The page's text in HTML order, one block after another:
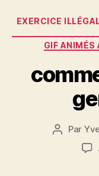
o
k
EXERCICE
GIF ANIMÉS
Auteur
l’article
Par